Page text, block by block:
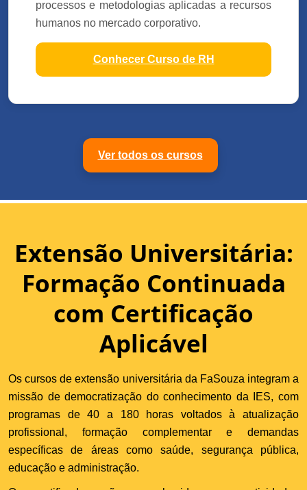
processos e metodologias aplicadas a recursos
humanos no mercado corporativo.
Conhecer Curso de RH
Ver todos os cursos
Extensão Universitária:
Formação Continuada
com Certificação
Aplicável
Os cursos de extensão universitária da FaSouza integram a
missão de democratização do conhecimento da IES, com
programas de 40 a 180 horas voltados à atualização
profissional, formação complementar e demandas
específicas de áreas como saúde, segurança pública,
educação e administração.